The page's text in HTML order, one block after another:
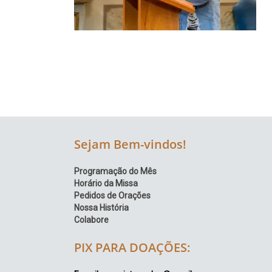
Região
Episcopal
Sejam Bem-vindos!
Programação do Mês
Horário da Missa
Pedidos de Orações
Nossa História
Colabore
PIX PARA DOAÇÕES: